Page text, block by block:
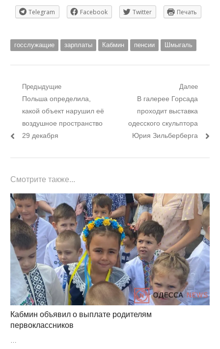
Telegram Facebook Twitter Печать
госслужащие зарплаты Кабмин пенсии Шмыгаль
Навигация
записям
Предыдущие
Предыдущий
пост:
Польша определила,
какой объект нарушил её
воздушное пространство
29 декабря
Далее
Следующий
пост:
В галерее Горсада
проходит выставка
одесского скульптора
Юрия Зильберберга
Смотрите также...
Кабмин объявил о выплате родителям
первоклассников
…